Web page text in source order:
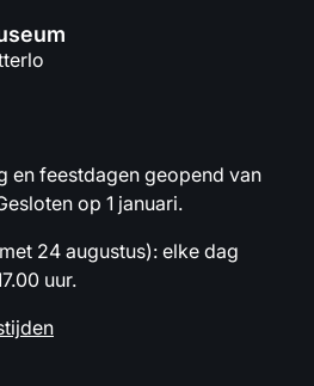
en feestdagen geopend van
op 1 januari.
24 augustus): elke dag
uur.